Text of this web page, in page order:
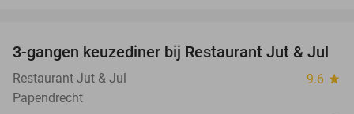
35%
3-gangen keuzediner bij Restaurant Jut & Jul
Restaurant Jut & Jul 9.6 star
Papendrecht